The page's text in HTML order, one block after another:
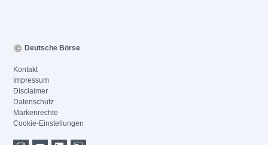
Deutsche Börse
Kontakt
Impressum
Disclaimer
Datenschutz
Markenrechte
Cookie-Einstellungen